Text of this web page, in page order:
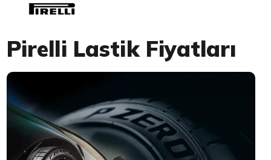
Pirelli Lastik Fiyatları